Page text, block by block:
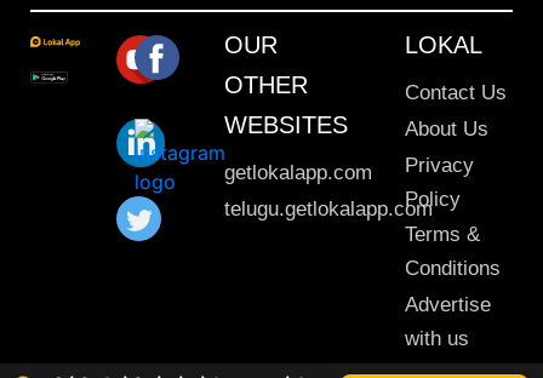
OUR
OTHER
WEBSITES
getlokalapp.com
telugu.getlokalapp.com
LOKAL
Contact Us
About Us
Privacy
Policy
Terms &
Conditions
Advertise
with us